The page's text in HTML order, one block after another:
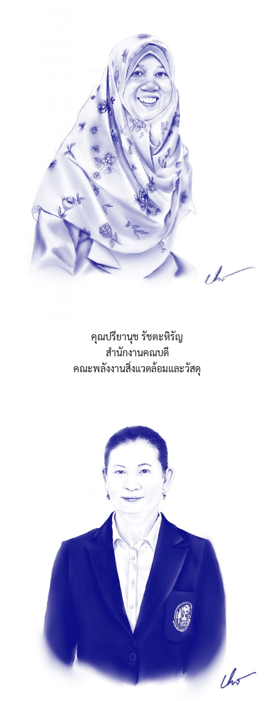
คุณปรียานุช รัชตะหิรัญ
สำนักงานคณบดี
คณะพลังงานสิ่งแวดล้อมและวัสดุ